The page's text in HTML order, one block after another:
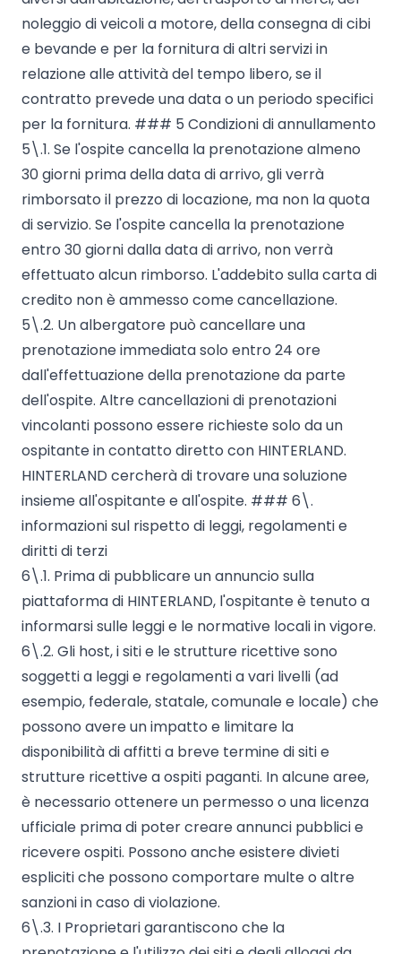
noleggio di veicoli a motore, della consegna di cibi
e bevande e per la fornitura di altri servizi in
relazione alle attività del tempo libero, se il
contratto prevede una data o un periodo specifici
per la fornitura. ### 5 Condizioni di annullamento
5\.1. Se l'ospite cancella la prenotazione almeno
30 giorni prima della data di arrivo, gli verrà
rimborsato il prezzo di locazione, ma non la quota
di servizio. Se l'ospite cancella la prenotazione
entro 30 giorni dalla data di arrivo, non verrà
effettuato alcun rimborso. L'addebito sulla carta di
credito non è ammesso come cancellazione.
5\.2. Un albergatore può cancellare una
prenotazione immediata solo entro 24 ore
dall'effettuazione della prenotazione da parte
dell'ospite. Altre cancellazioni di prenotazioni
vincolanti possono essere richieste solo da un
ospitante in contatto diretto con HINTERLAND.
HINTERLAND cercherà di trovare una soluzione
insieme all'ospitante e all'ospite. ### 6\.
informazioni sul rispetto di leggi, regolamenti e
diritti di terzi
6\.1. Prima di pubblicare un annuncio sulla
piattaforma di HINTERLAND, l'ospitante è tenuto a
informarsi sulle leggi e le normative locali in vigore.
6\.2. Gli host, i siti e le strutture ricettive sono
soggetti a leggi e regolamenti a vari livelli (ad
esempio, federale, statale, comunale e locale) che
possono avere un impatto e limitare la
disponibilità di affitti a breve termine di siti e
strutture ricettive a ospiti paganti. In alcune aree,
è necessario ottenere un permesso o una licenza
ufficiale prima di poter creare annunci pubblici e
ricevere ospiti. Possono anche esistere divieti
espliciti che possono comportare multe o altre
sanzioni in caso di violazione.
6\.3. I Proprietari garantiscono che la